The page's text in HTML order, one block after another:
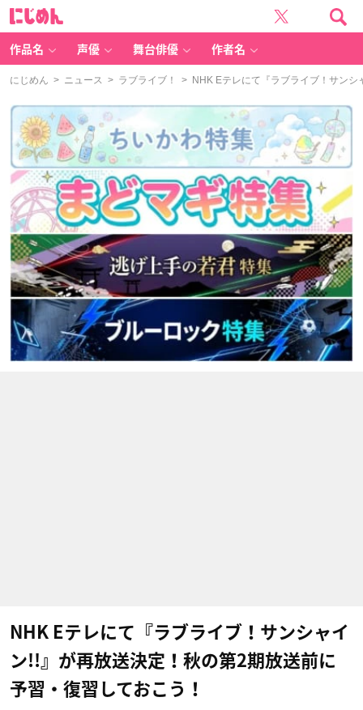
作品名 声優 舞台俳優 作者名
にじめん > ニュース > ラブライブ！ > NHK Eテレにて『ラブライブ！サンシ
NHK Eテレにて『ラブライブ！サンシャイ
ン!!』が再放送決定！秋の第2期放送前に
予習・復習しておこう！